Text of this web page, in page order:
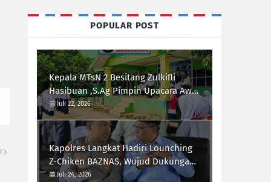
POPULAR POST
Kepala MTsN 2 Besitang Zulkifli
Hasibuan ,S.Ag Pimpin Upacara Awal
Semester,Siapkan Generasi
Berkarakter dan Berprestasi
Juli 22, 2026
Kapolres Langkat Hadiri Lounching
Z-Chiken BAZNAS, Wujud Dukungan
Polri Terhadap Pemberdayaan
Juli 24, 2026